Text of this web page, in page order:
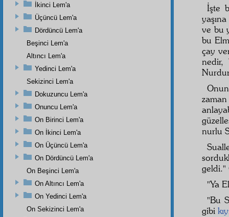
İşte
ve bu
bu
çay
nedir,
nurlu
geldi."
"Ya
"Bu
gibi
İkinci Lem'a
Üçüncü Lem'a
Dördüncü Lem'a
Beşinci Lem'a
Altıncı Lem'a
Yedinci Lem'a
Sekizinci Lem'a
Dokuzuncu Lem'a
Onuncu Lem'a
On Birinci Lem'a
On İkinci Lem'a
On Üçüncü Lem'a
On Dördüncü Lem'a
On Beşinci Lem'a
On Altıncı Lem'a
On Yedinci Lem'a
On Sekizinci Lem'a